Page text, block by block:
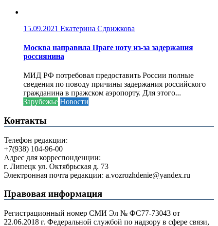
15.09.2021 Екатерина Сдвижкова
Москва направила Праге ноту из-за задержания
россиянина
МИД РФ потребовал предоставить России полные
сведения по поводу причины задержания российского
гражданина в пражском аэропорту. Для этого...
Зарубежье Новости
Контакты
Телефон редакции:
+7(938) 104-96-00
Адрес для корреспонденции:
г. Липецк ул. Октябрьская д. 73
Электронная почта редакции: a.vozrozhdenie@yandex.ru
Правовая информация
Регистрационный номер СМИ Эл № ФС77-73043 от
22.06.2018 г. Федеральной службой по надзору в сфере связи,